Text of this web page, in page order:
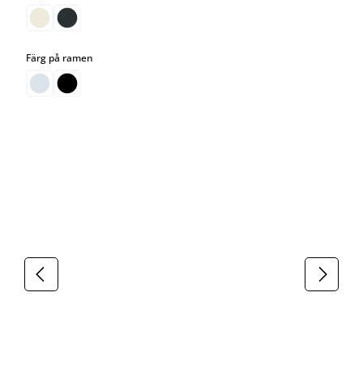
Färg på ramen